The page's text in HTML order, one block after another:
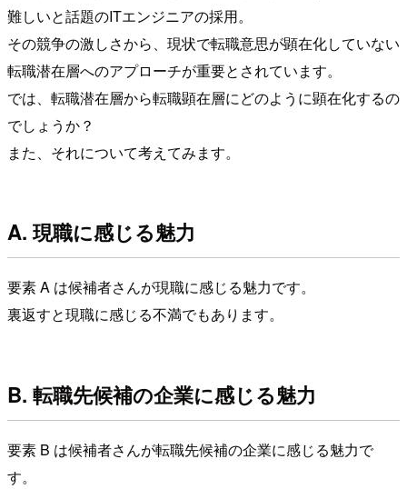
難しいと話題のITエンジニアの採用。
その競争の激しさから、現状で転職意思が顕在化していない
転職潜在層へのアプローチが重要とされています。
では、転職潜在層から転職顕在層にどのように顕在化するの
でしょうか？
また、それについて考えてみます。
A. 現職に感じる魅力
要素 A は候補者さんが現職に感じる魅力です。
裏返すと現職に感じる不満でもあります。
B. 転職先候補の企業に感じる魅力
要素 B は候補者さんが転職先候補の企業に感じる魅力で
す。